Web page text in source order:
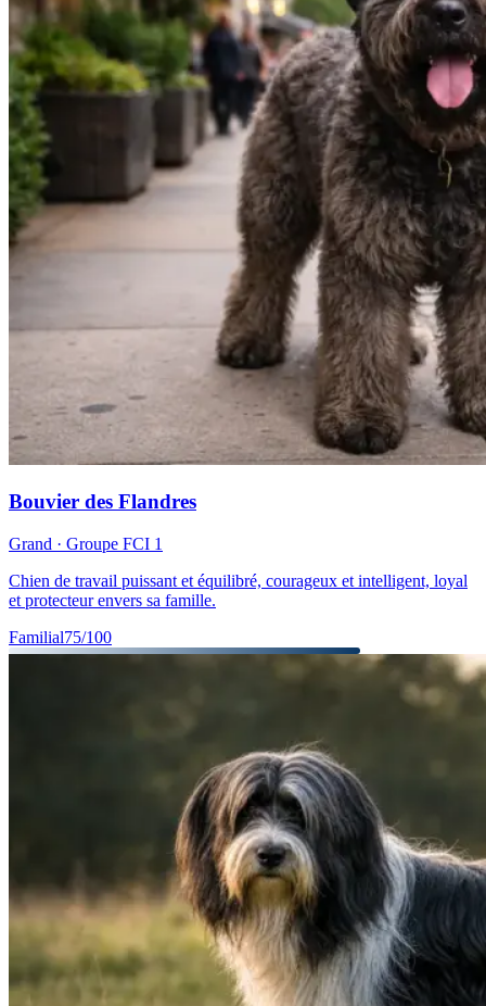
Bouvier des Flandres
Grand · Groupe FCI 1
Chien de travail puissant et équilibré, courageux et intelligent, loyal
et protecteur envers sa famille.
Familial75/100